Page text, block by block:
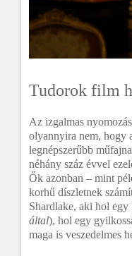
Tudorok film
Az izgalmas
olyannyira nem, hogy
legnépszerűbb
néhány száz évvel
Ők azonban – mint
korhű díszletnek
Shardlake, aki hol
által), hol egy
maga is veszedelmes